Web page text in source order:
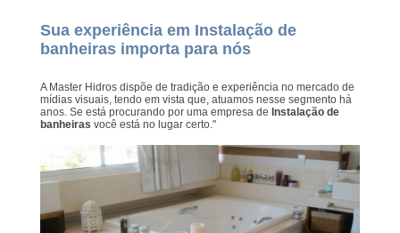
Sua experiência em Instalação de
banheiras importa para nós
A Master Hidros dispõe de tradição e experiência no mercado de
mídias visuais, tendo em vista que, atuamos nesse segmento há
anos. Se está procurando por uma empresa de Instalação de
banheiras você está no lugar certo."